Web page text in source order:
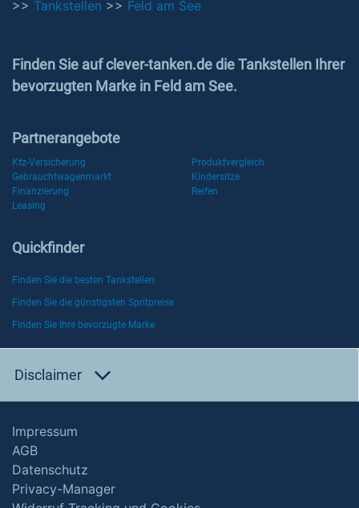
>> Tankstellen >> Feld am See
Finden Sie auf clever-tanken.de die Tankstellen Ihrer
bevorzugten Marke in Feld am See.
Partnerangebote
Kfz-Versicherung
Produktvergleich
Gebrauchtwagenmarkt
Kindersitze
Finanzierung
Reifen
Leasing
Quickfinder
Finden Sie die besten Tankstellen
Finden Sie die günstigsten Spritpreise
Finden Sie Ihre bevorzugte Marke
Disclaimer
Impressum
AGB
Datenschutz
Privacy-Manager